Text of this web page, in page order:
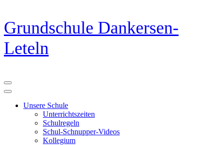
Zum
Inhalt
springen
(Eingabetaste
drücken)
Grundschule Dankersen-
Leteln
Unsere Schule
Unterrichtszeiten
Schulregeln
Schul-Schnupper-Videos
Kollegium